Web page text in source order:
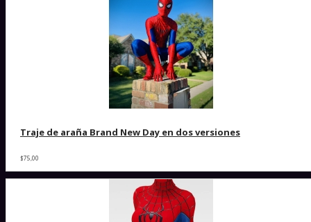
Traje de araña Brand New Day en dos versiones
$75,00